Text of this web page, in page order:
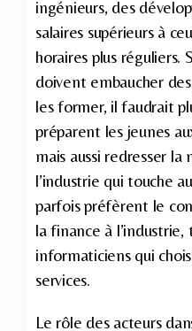
ingénieurs, des
salaires supérieurs à
horaires plus réguliers.
doivent embaucher
les former, il faudrait
préparent les jeunes
mais aussi redresser la
l’industrie qui touche
parfois préfèrent le
la finance à
informaticiens qui
services.
Le rôle des acteurs